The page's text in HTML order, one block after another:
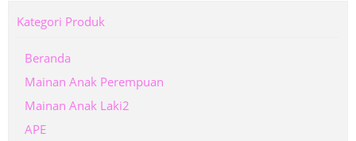
Kategori Produk
Beranda
Mainan Anak Perempuan
Mainan Anak Laki2
APE